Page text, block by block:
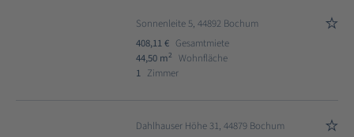
Sonnenleite 5, 44892 Bochum
408,11 € Gesamtmiete
44,50 m2
Wohnfläche
1 Zimmer
Dahlhauser Höhe 31, 44879 Bochum